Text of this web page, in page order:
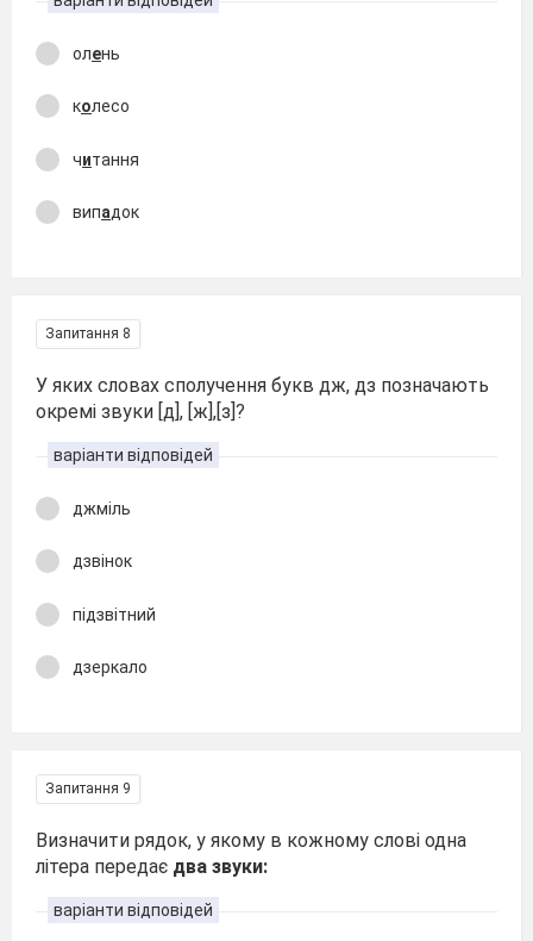
олень
колесо
читання
випадок
Запитання 8
У яких словах сполучення букв дж, дз позначають
окремі звуки [д], [ж],[з]?
варіанти відповідей
джміль
дзвінок
підзвітний
дзеркало
Запитання 9
Визначити рядок, у якому в кожному слові одна
літера передає два звуки:
варіанти відповідей